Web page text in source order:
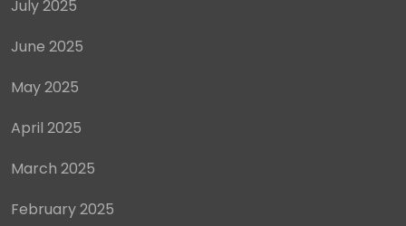
July 2025
June 2025
May 2025
April 2025
March 2025
February 2025